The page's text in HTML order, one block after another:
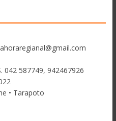
042 587749, 942467926
• Tarapoto